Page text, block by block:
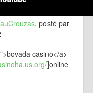
, posté par
">bovada casino</a>
]online